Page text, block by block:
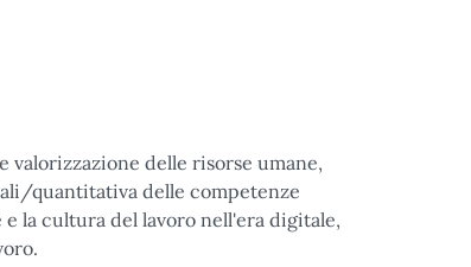
valorizzazione delle risorse umane,
quantitativa delle competenze
la cultura del lavoro nell'era digitale,